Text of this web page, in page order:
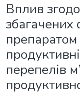
Вплив
перепелів